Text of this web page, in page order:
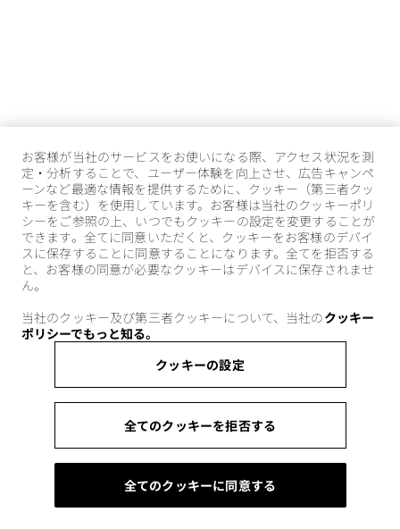
お客様が当社のサービスをお使いになる際、アクセス状況を測
定・分析することで、ユーザー体験を向上させ、広告キャンペ
ーンなど最適な情報を提供するために、クッキー（第三者クッ
キーを含む）を使用しています。お客様は当社のクッキーポリ
シーをご参照の上、いつでもクッキーの設定を変更することが
できます。全てに同意いただくと、クッキーをお客様のデバイ
スに保存することに同意することになります。全てを拒否する
と、お客様の同意が必要なクッキーはデバイスに保存されませ
ん。
当社のクッキー及び第三者クッキーについて、当社のクッキー
ポリシーでもっと知る。
クッキーの設定
全てのクッキーを拒否する
全てのクッキーに同意する